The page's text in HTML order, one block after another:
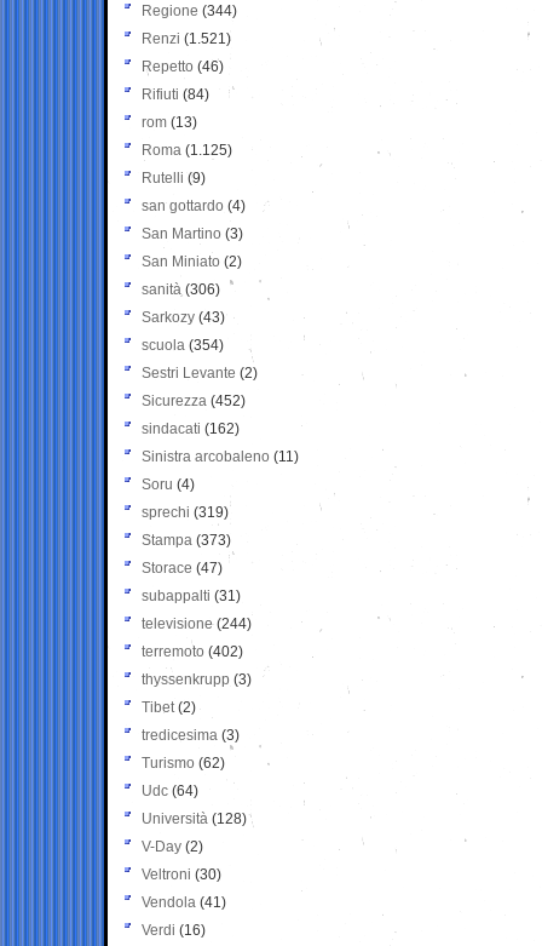
Regione (344)
Renzi (1.521)
Repetto (46)
Rifiuti (84)
rom (13)
Roma (1.125)
Rutelli (9)
san gottardo (4)
San Martino (3)
San Miniato (2)
sanità (306)
Sarkozy (43)
scuola (354)
Sestri Levante (2)
Sicurezza (452)
sindacati (162)
Sinistra arcobaleno (11)
Soru (4)
sprechi (319)
Stampa (373)
Storace (47)
subappalti (31)
televisione(244)
terremoto (402)
thyssenkrupp (3)
Tibet(2)
tredicesima (3)
Turismo (62)
Udc (64)
Università (128)
V-Day (2)
Veltroni (30)
Vendola (41)
Verdi (16)